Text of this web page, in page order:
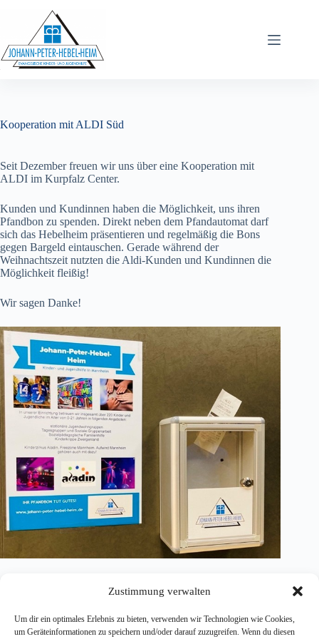
Zustimmung verwalten
Um dir ein optimales Erlebnis zu bieten, verwenden wir Technologien wie Cookies,
um Geräteinformationen zu speichern und/oder darauf zuzugreifen. Wenn du diesen
Kooperation mit ALDI Süd
Seit Dezember freuen wir uns über eine Kooperation mit
ALDI im Kurpfalz Center.
Kunden und Kundinnen haben die Möglichkeit, uns ihren
Pfandbon zu spenden. Direkt neben dem Pfandautomat darf
sich das Hebelheim präsentieren und regelmäßig die Bons
gegen Bargeld eintauschen. Gerade während der
Weihnachtszeit nutzten die Aldi-Kunden und Kundinnen die
Möglichkeit fleißig!
Wir sagen Danke!